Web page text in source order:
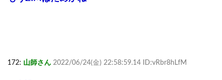
172: 山師さん 2022/06/24(金) 22:58:59.14 ID:vRbr8hLfM